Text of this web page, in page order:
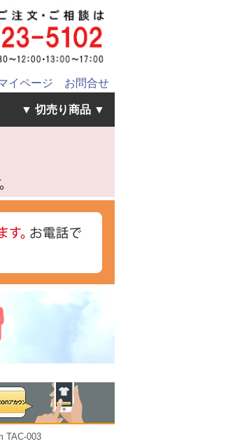
イページ お問合せ
▼ 切売り商品 ▼
TAC-003